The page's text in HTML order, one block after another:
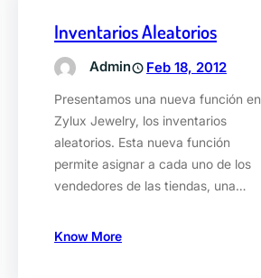
Inventarios Aleatorios
Admin Feb 18, 2012
Presentamos una nueva función en
Zylux Jewelry, los inventarios
aleatorios. Esta nueva función
permite asignar a cada uno de los
vendedores de las tiendas, una…
Know More